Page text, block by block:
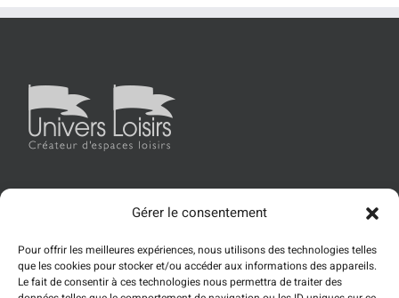
Gérer le consentement
Pour offrir les meilleures expériences, nous utilisons des technologies telles
que les cookies pour stocker et/ou accéder aux informations des appareils.
Le fait de consentir à ces technologies nous permettra de traiter des
Accueil Univers Loisirs Les produits
Références
Actualités
Contact